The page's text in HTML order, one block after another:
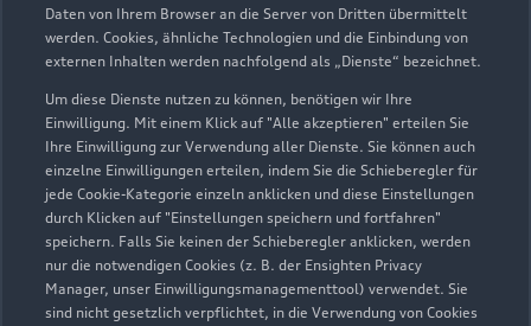
Daten von Ihrem Browser an die Server von Dritten übermittelt
werden. Cookies, ähnliche Technologien und die Einbindung von
externen Inhalten werden nachfolgend als „Dienste“ bezeichnet.
Um diese Dienste nutzen zu können, benötigen wir Ihre
Einwilligung. Mit einem Klick auf "Alle akzeptieren" erteilen Sie
Ihre Einwilligung zur Verwendung aller Dienste. Sie können auch
einzelne Einwilligungen erteilen, indem Sie die Schieberegler für
jede Cookie-Kategorie einzeln anklicken und diese Einstellungen
durch Klicken auf "Einstellungen speichern und fortfahren"
speichern. Falls Sie keinen der Schieberegler anklicken, werden
nur die notwendigen Cookies (z. B. der Ensighten Privacy
Manager, unser Einwilligungsmanagementtool) verwendet. Sie
sind nicht gesetzlich verpflichtet, in die Verwendung von Cookies
Max-Planck-Straße 17 - 21
52477 Alsdorf
02404 55080
info@jacobs-alsdorf.de
Kontaktdaten herunterladen